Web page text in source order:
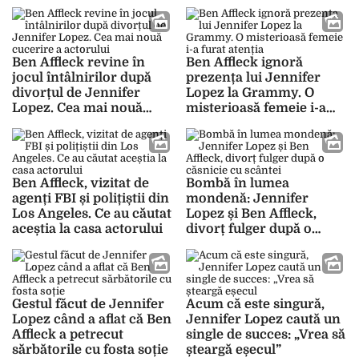
Ben Affleck revine în
jocul întâlnirilor după
divorțul de Jennifer
Lopez. Cea mai nouă
Ben Affleck ignoră
prezența lui Jennifer
Lopez la Grammy. O
misterioasă femeie i-a
Ben Affleck, vizitat de
agenți FBI și polițiștii din
Los Angeles. Ce au căutat
aceștia la casa actorului
Bombă în lumea
mondenă: Jennifer
Lopez și Ben Affleck,
divorț fulger după o
Gestul făcut de Jennifer
Lopez când a aflat că Ben
Affleck a petrecut
sărbătorile cu fosta soție
Acum că este singură,
Jennifer Lopez caută un
single de succes: „Vrea să
șteargă eșecul”